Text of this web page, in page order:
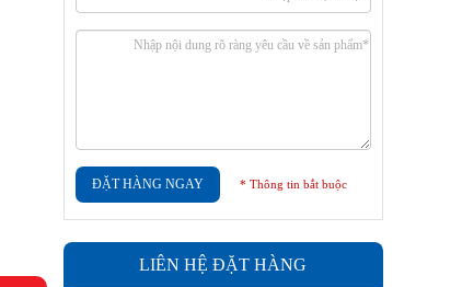
ĐẶT HÀNG NGAY * Thông tin bắt buộc
LIÊN HỆ ĐẶT HÀNG